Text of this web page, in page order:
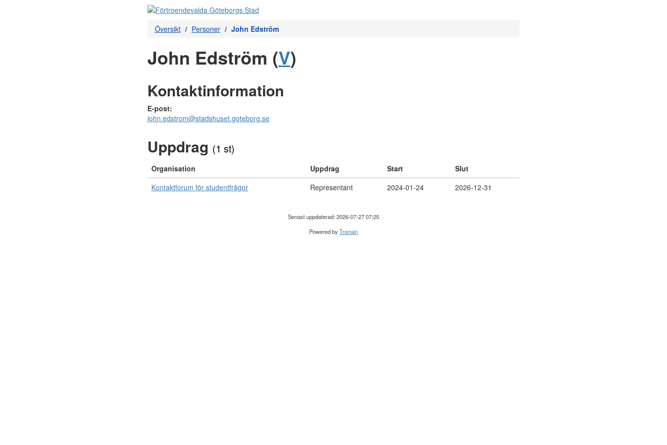
Översikt Personer John Edström
John Edström (V)
Kontaktinformation
E-post:
john.edstrom@stadshuset.goteborg.se
Uppdrag (1 st)
Organisation Uppdrag Start
Slut
Kontaktforum för studentfrågor
Representant 2024-01-24 2026-12-31
Senast uppdaterad: 2026-07-27 07:25
Powered byTroman